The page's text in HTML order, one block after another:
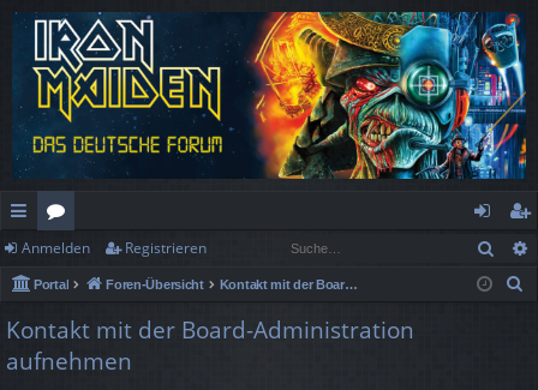
ch
ne
llz
ug
or
en
n
m
eg
ist
Anmelden Registrieren
Portal Foren-Übersicht Kontakt mit der Board-Administration aufnehmen
Kontakt mit der Board-Administration
aufnehmen